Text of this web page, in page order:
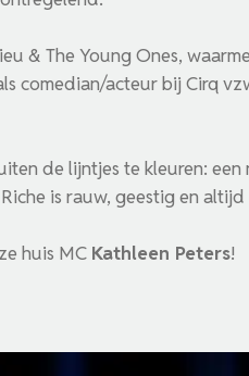
& The Young Ones,
comedian/acteur bij Cirq
de lijntjes te kleuren:
is rauw, geestig en
huis MC Kathleen Peters!